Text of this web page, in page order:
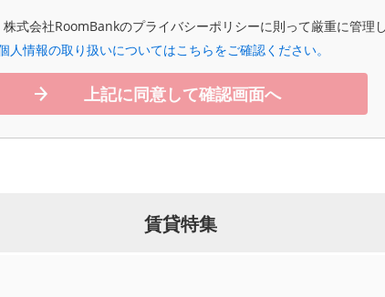
式会社RoomBankのプライバシーポリシーに則って厳重に管理
人情報の取り扱いについてはこちらをご確認ください。
上記に同意して確認画面へ
賃貸特集